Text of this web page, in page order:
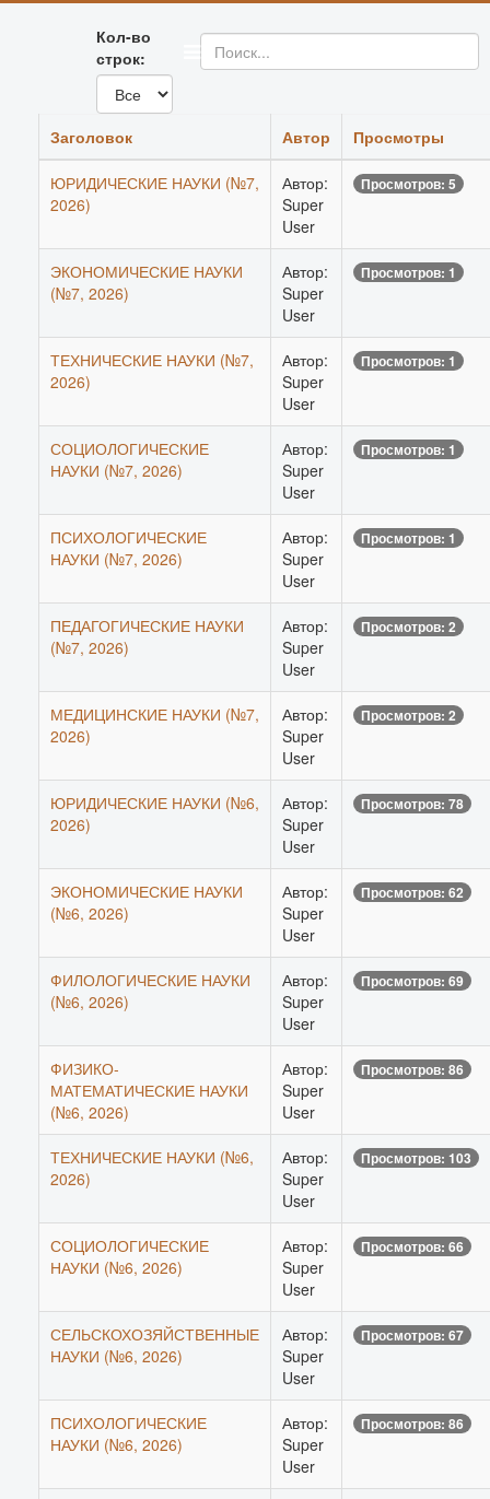
Кол-во
строк:
Заголовок Автор Просмотры
ЮРИДИЧЕСКИЕ НАУКИ (№7,
2026)
Автор:
Super
User
Просмотров: 5
ЭКОНОМИЧЕСКИЕ НАУКИ
(№7, 2026)
Автор:
Super
User
Просмотров: 1
ТЕХНИЧЕСКИЕ НАУКИ (№7,
2026)
Автор:
Super
User
Просмотров: 1
СОЦИОЛОГИЧЕСКИЕ
НАУКИ (№7, 2026)
Автор:
Super
User
Просмотров: 1
ПСИХОЛОГИЧЕСКИЕ
НАУКИ (№7, 2026)
Автор:
Super
User
Просмотров: 1
ПЕДАГОГИЧЕСКИЕ НАУКИ
(№7, 2026)
Автор:
Super
User
Просмотров: 2
МЕДИЦИНСКИЕ НАУКИ (№7,
2026)
Автор:
Super
User
Просмотров: 2
ЮРИДИЧЕСКИЕ НАУКИ (№6,
2026)
Автор:
Super
User
Просмотров: 78
ЭКОНОМИЧЕСКИЕ НАУКИ
(№6, 2026)
Автор:
Super
User
Просмотров: 62
ФИЛОЛОГИЧЕСКИЕ НАУКИ
(№6, 2026)
Автор:
Super
User
Просмотров: 69
ФИЗИКО-
МАТЕМАТИЧЕСКИЕ НАУКИ
(№6, 2026)
Автор:
Super
User
Просмотров: 86
ТЕХНИЧЕСКИЕ НАУКИ (№6,
2026)
Автор:
Super
User
Просмотров: 103
СОЦИОЛОГИЧЕСКИЕ
НАУКИ (№6, 2026)
Автор:
Super
User
Просмотров: 66
СЕЛЬСКОХОЗЯЙСТВЕННЫЕ
НАУКИ (№6, 2026)
Автор:
Super
User
Просмотров: 67
ПСИХОЛОГИЧЕСКИЕ
НАУКИ (№6, 2026)
Автор:
Super
User
Просмотров: 86